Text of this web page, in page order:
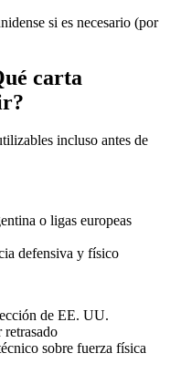
si es necesario (por
carta
incluso antes de
o ligas europeas
defensiva y físico
de EE. UU.
sobre fuerza física